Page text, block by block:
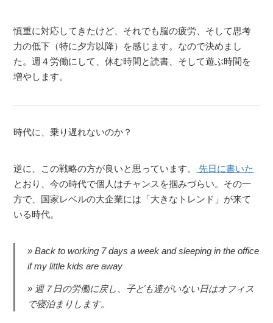
慎重に対応してきたけど、それでも脳の疲労、そして思考
力の低下（特に夕方以降）を感じます。なので決めまし
た。週４労働にして、休む時間と読書、そして遊ぶ時間を
増やします。
時代に、乗り遅れないのか？
逆に、この戦略の方が良いと思っています。
先日に書いた
とおり、今の時代で個人はチャンスを掴みづらい。その一
方で、国家レベルの大企業には「大きなトレンド」が来て
いる時代。
Back to working 7 days a week and sleeping in the office
if my little kids are away
» 週７日の労働に戻し、子ども達がいない日はオフィス
で寝泊まりします。